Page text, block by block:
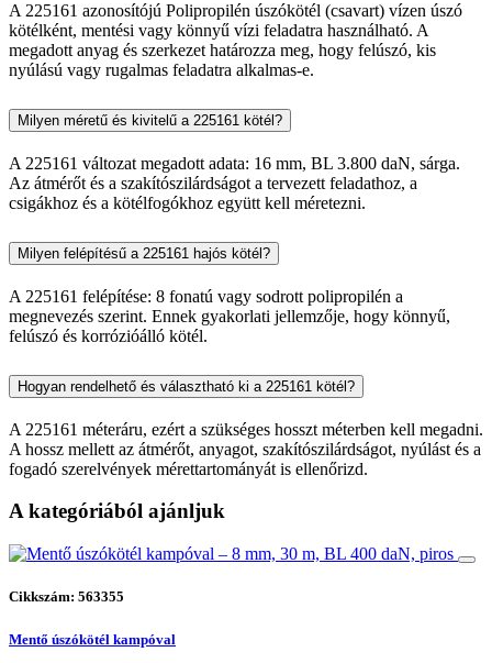
A 225161 azonosítójú Polipropilén úszókötél (csavart) vízen úszó
kötélként, mentési vagy könnyű vízi feladatra használható. A
megadott anyag és szerkezet határozza meg, hogy felúszó, kis
nyúlású vagy rugalmas feladatra alkalmas-e.
Milyen méretű és kivitelű a 225161 kötél?
A 225161 változat megadott adata: 16 mm, BL 3.800 daN, sárga.
Az átmérőt és a szakítószilárdságot a tervezett feladathoz, a
csigákhoz és a kötélfogókhoz együtt kell méretezni.
Milyen felépítésű a 225161 hajós kötél?
A 225161 felépítése: 8 fonatú vagy sodrott polipropilén a
megnevezés szerint. Ennek gyakorlati jellemzője, hogy könnyű,
felúszó és korrózióálló kötél.
Hogyan rendelhető és választható ki a 225161 kötél?
A 225161 méteráru, ezért a szükséges hosszt méterben kell megadni.
A hossz mellett az átmérőt, anyagot, szakítószilárdságot, nyúlást és a
fogadó szerelvények mérettartományát is ellenőrizd.
A kategóriából ajánljuk
Cikkszám: 563355
Mentő úszókötél kampóval